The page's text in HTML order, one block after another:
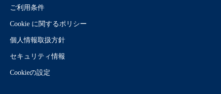
ご利用条件
Cookie に関するポリシー
個人情報取扱方針
セキュリティ情報
Cookieの設定